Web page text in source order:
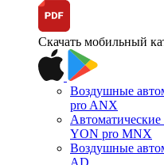
Скачать мобильный
Воздушные
pro ANX
YON pro MNX
Воздушные
AD